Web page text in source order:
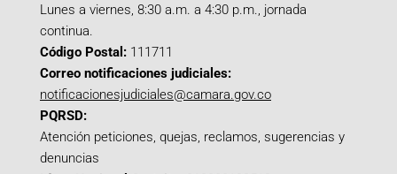
Lunes a viernes, 8:30 a.m. a 4:30 p.m., jornada
continua.
Código Postal: 111711
Correo notificaciones judiciales:
notificacionesjudiciales@camara.gov.co
PQRSD:
Atención peticiones, quejas, reclamos, sugerencias y
denuncias